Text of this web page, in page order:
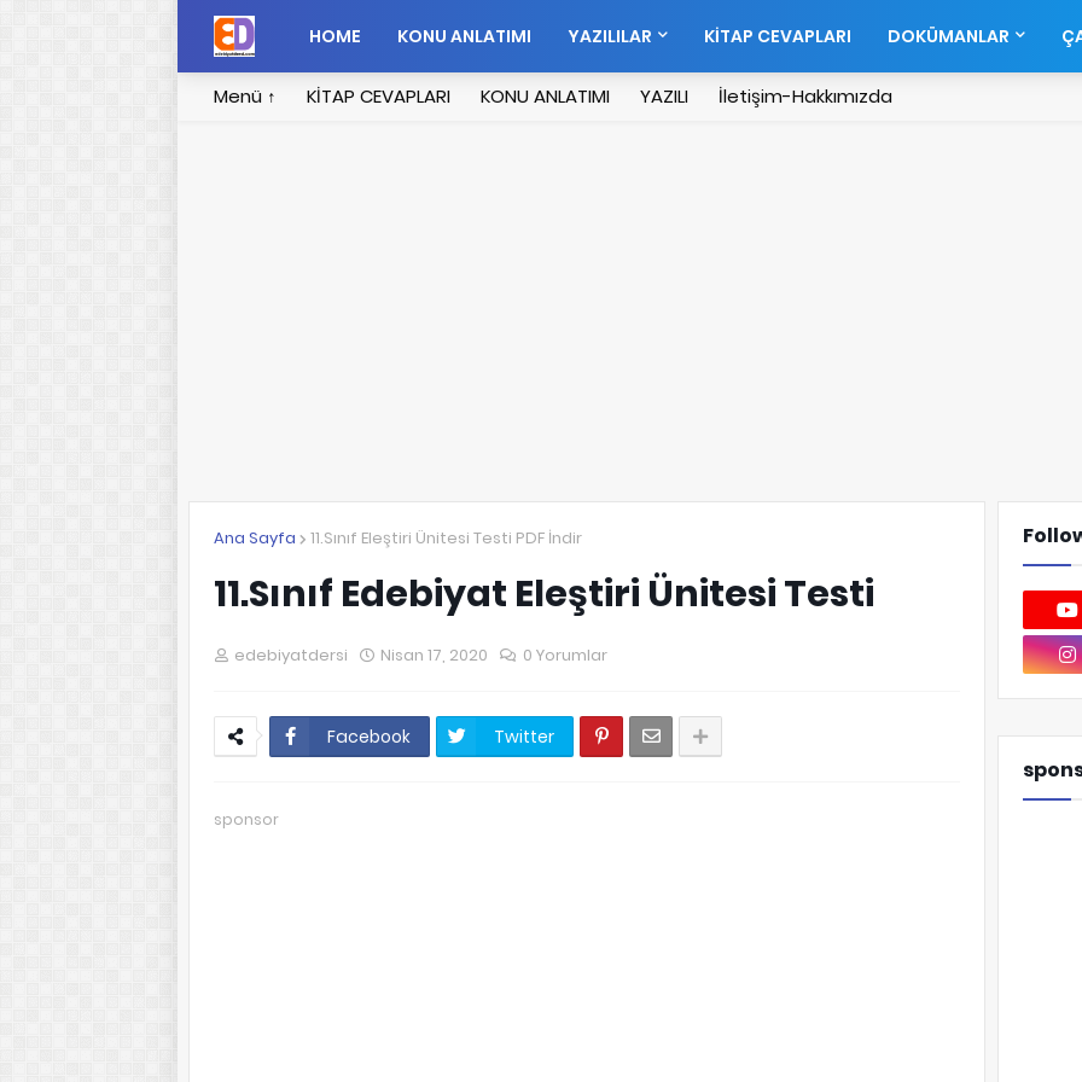
HOME KONU ANLATIMI YAZILILAR KİTAP CEVAPLARI DOKÜMANLAR
Menü ↑ KİTAP CEVAPLARI KONU ANLATIMI YAZILI İletişim-Hakkımızda
Ana Sayfa 11.Sınıf Eleştiri Ünitesi Testi PDF İndir
11.Sınıf Edebiyat Eleştiri Ünitesi Testi
edebiyatdersi Nisan 17, 2020 0 Yorumlar
Facebook Twitter
sponsor